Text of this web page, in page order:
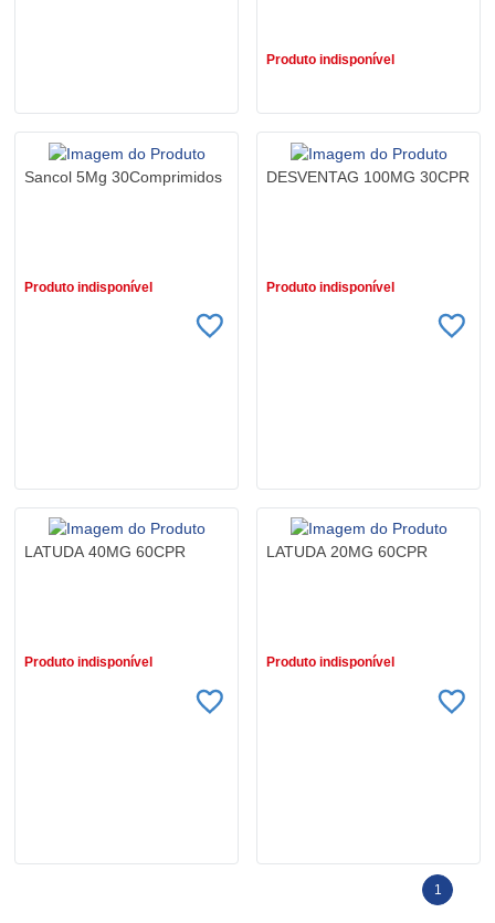
Produto indisponível
Sancol 5Mg 30Comprimidos
Produto indisponível
DESVENTAG 100MG 30CPR
Produto indisponível
LATUDA 40MG 60CPR
Produto indisponível
LATUDA 20MG 60CPR
Produto indisponível
1